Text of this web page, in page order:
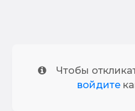
Чтобы
войдите